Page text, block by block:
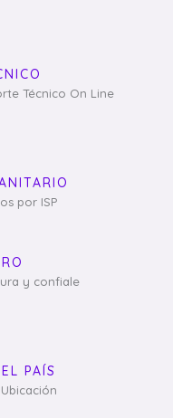
Técnico On Line
por ISP
y confiale
PAÍS